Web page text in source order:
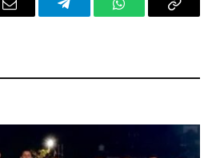
Email TelegramWhatsAppCopy